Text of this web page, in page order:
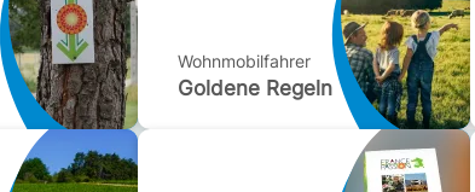
Wohnmobilfahrer
Goldene Regeln